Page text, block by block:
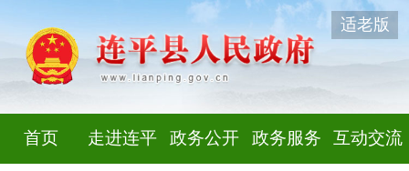
适老版
首页 走进连平 政务公开 政务服务 互动交流